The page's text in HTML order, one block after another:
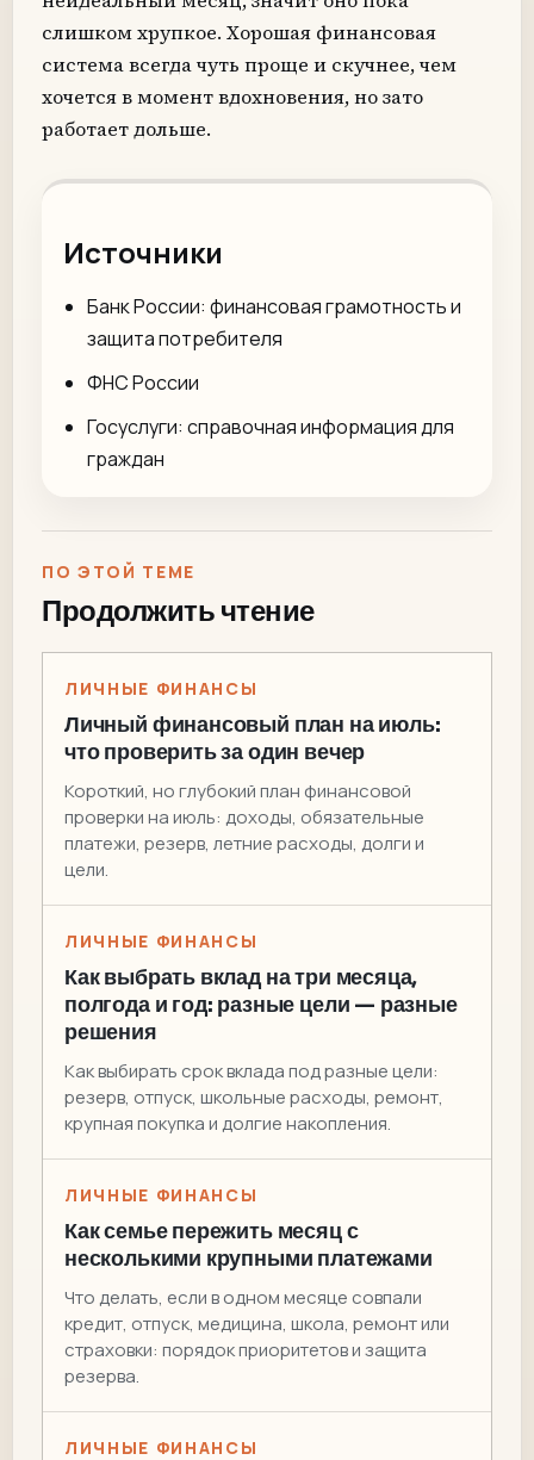
слишком хрупкое. Хорошая финансовая
система всегда чуть проще и скучнее, чем
хочется в момент вдохновения, но зато
работает дольше.
Источники
Банк России: финансовая грамотность и
защита потребителя
ФНС России
Госуслуги: справочная информация для
граждан
ПО ЭТОЙ ТЕМЕ
Продолжить чтение
ЛИЧНЫЕ ФИНАНСЫ
Личный финансовый план на июль:
что проверить за один вечер
Короткий, но глубокий план финансовой
проверки на июль: доходы, обязательные
платежи, резерв, летние расходы, долги и
цели.
ЛИЧНЫЕ ФИНАНСЫ
Как выбрать вклад на три месяца,
полгода и год: разные цели — разные
решения
Как выбирать срок вклада под разные цели:
резерв, отпуск, школьные расходы, ремонт,
крупная покупка и долгие накопления.
ЛИЧНЫЕ ФИНАНСЫ
Как семье пережить месяц с
несколькими крупными платежами
Что делать, если в одном месяце совпали
кредит, отпуск, медицина, школа, ремонт или
страховки: порядок приоритетов и защита
резерва.
ЛИЧНЫЕ ФИНАНСЫ